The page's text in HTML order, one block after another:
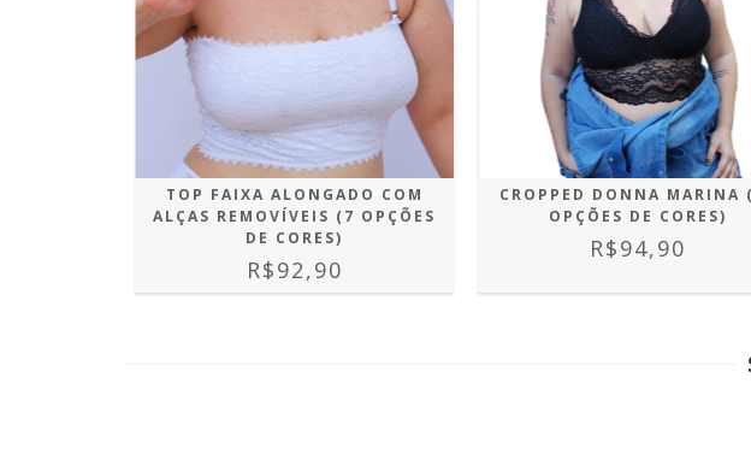
TOP FAIXA ALONGADO COM
ALÇAS REMOVÍVEIS (7 OPÇÕES
DE CORES)
R$92,90
CROPPED DONNA MARINA
OPÇÕES DE CORES)
R$94,90